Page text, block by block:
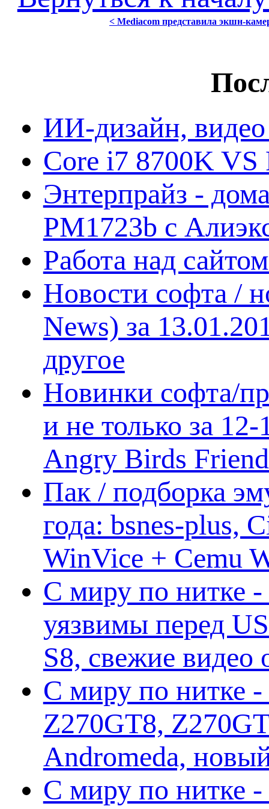
< Mediacom представила экшн-
ИИ-дизайн,
Core i7 8700K VS
Энтерпрайз -
PM1723b с
Работа над
Новости софта /
News) за
другое
Новинки софта/
и не только за
Angry Birds
Пак / подборка
года: bsnes-plus,
WinVice + Cemu
С миру по нитке
уязвимы перед
S8, свежие
С миру по нитке -
Z270GT8,
Andromeda,
С миру по нитке -